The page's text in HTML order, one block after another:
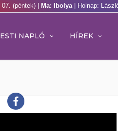
(péntek) | Ma: Ibolya | Holnap:
NAPLÓ HÍREK